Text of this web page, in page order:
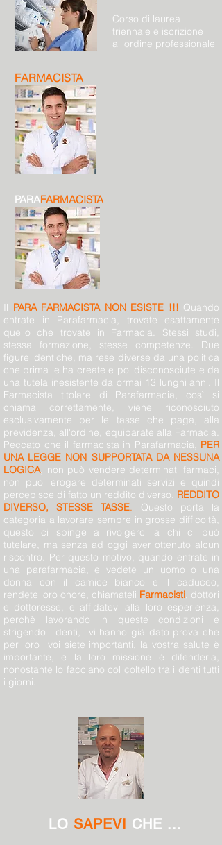
Corso di laurea
triennale e iscrizione
all'ordine professionale
FARMACISTA
PARAFARMACISTA
Il PARA FARMACISTA NON ESISTE !!! Quando
entrate in Parafarmacia, trovate esattamente
quello che trovate in Farmacia. Stessi studi,
stessa formazione, stesse competenze. Due
figure identiche, ma rese diverse da una politica
che prima le ha create e poi disconosciute e da
una tutela inesistente da ormai 13 lunghi anni. Il
Farmacista titolare di Parafarmacia, così si
chiama correttamente, viene riconosciuto
esclusivamente per le tasse che paga, alla
previdenza, all'ordine, equiparate alla Farmacia.
Peccato che il farmacista in Parafarmacia, PER
UNA LEGGE NON SUPPORTATA DA NESSUNA
LOGICA, non può vendere determinati farmaci,
non puo' erogare determinati servizi e quindi
percepisce di fatto un reddito diverso. REDDITO
DIVERSO, STESSE TASSE. Questo porta la
categoria a lavorare sempre in grosse difficoltà,
questo ci spinge a rivolgerci a chi ci può
tutelare, ma senza ad oggi aver ottenuto alcun
riscontro. Per questo motivo, quando entrate in
una parafarmacia, e vedete un uomo o una
donna con il camice bianco e il caduceo,
rendete loro onore, chiamateli Farmacisti, dottori
e dottoresse, e affidatevi alla loro esperienza,
perchè lavorando in queste condizioni e
strigendo i denti, vi hanno già dato prova che
per loro voi siete importanti, la vostra salute è
importante, e la loro missione è difenderla,
nonostante lo facciano col coltello tra i denti tutti
i giorni.
LO SAPEVI CHE ...